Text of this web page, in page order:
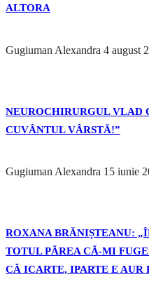
ALTORA
Gugiuman Alexandra 4 august
NEUROCHIRURGUL VLAD
CUVÂNTUL VÂRSTĂ!”
Gugiuman Alexandra 15 iunie
ROXANA BRĂNIȘTEANU:
TOTUL PĂREA CĂ-MI
CĂ ICARTE, IPARTE E AUR